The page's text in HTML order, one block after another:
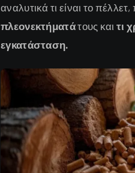
αναλυτικά τι είναι το
πλεονεκτήματάτους και τι
εγκατάσταση.